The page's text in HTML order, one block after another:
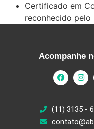
Certificado em
reconhecido pelo
Acompanhe
(11) 3135 -